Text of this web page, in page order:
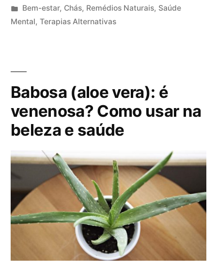
P
u
a
o
e
Bem-estar, Chás, Remédios Naturais, Saúde
Mental, Terapias Alternativas
Babosa (aloe vera): é
venenosa? Como usar na
beleza e saúde